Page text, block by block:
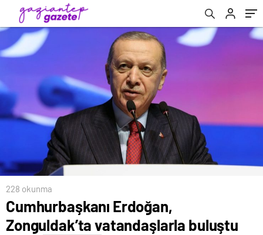
228 okunma
Cumhurbaşkanı Erdoğan,
Zonguldak’ta vatandaşlarla buluştu